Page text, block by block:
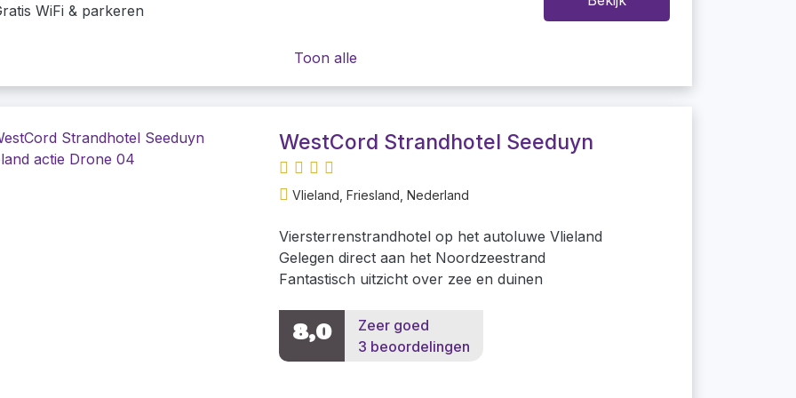
WiFi & parkeren
Toon alle
WestCord Strandhotel Seeduyn
Vlieland, Friesland, Nederland
Viersterrenstrandhotel op het autoluwe Vlieland
Gelegen direct aan het Noordzeestrand
Fantastisch uitzicht over zee en duinen
8,0
Zeer goed
3 beoordelingen